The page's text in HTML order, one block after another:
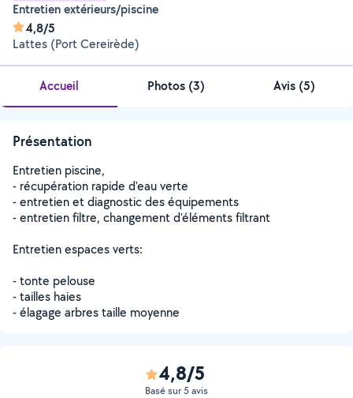
Entretien extérieurs/piscine
4,8/5
Lattes (Port Cereirède)
Accueil Photos (3) Avis (5)
Présentation
Entretien piscine,
- récupération rapide d'eau verte
- entretien et diagnostic des équipements
- entretien filtre, changement d'éléments filtrant
Entretien espaces verts:
- tonte pelouse
- tailles haies
- élagage arbres taille moyenne
4,8/5
Basé sur 5 avis